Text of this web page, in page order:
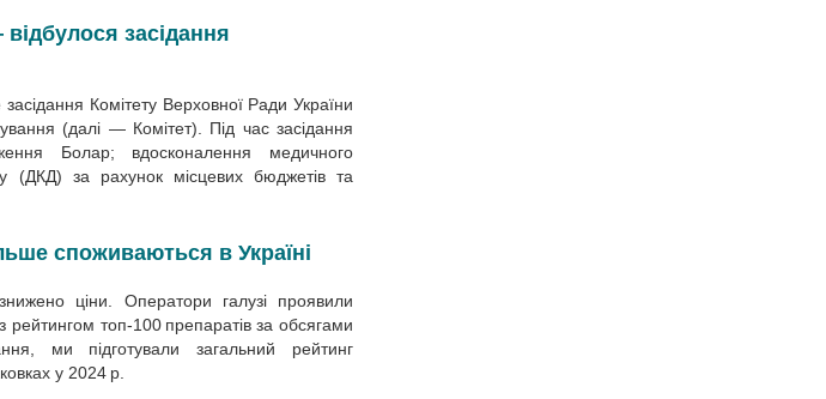
засідання
Комітету Верхов­ної Ради України
(далі — Комітет). Під час засідання
Болар; вдосконалення медичного
(ДКД) за рахунок місцевих бюджетів та
споживаються в Україні
ціни. Оператори галузі проявили
рейтингом топ-100 препаратів за обсягами
ми підготували загальний рейтинг
у 2024 р.